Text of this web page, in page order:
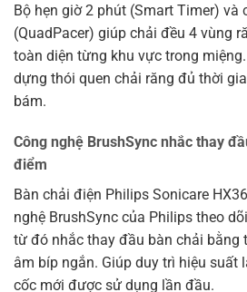
Bộ hẹn giờ 2 phút (Smart Timer) và
(QuadPacer) giúp chải đều 4 vùng
toàn diện từng khu vực trong
dựng thói quen chải răng đủ thời
bám.
Công nghệ BrushSync nhắc thay
điểm
Bàn chải điện Philips Sonicare
nghệ BrushSync của Philips theo
từ đó nhắc thay đầu bàn chải bằng
âm bíp ngắn. Giúp duy trì hiệu suất
cốc mới được sử dụng lần đầu.